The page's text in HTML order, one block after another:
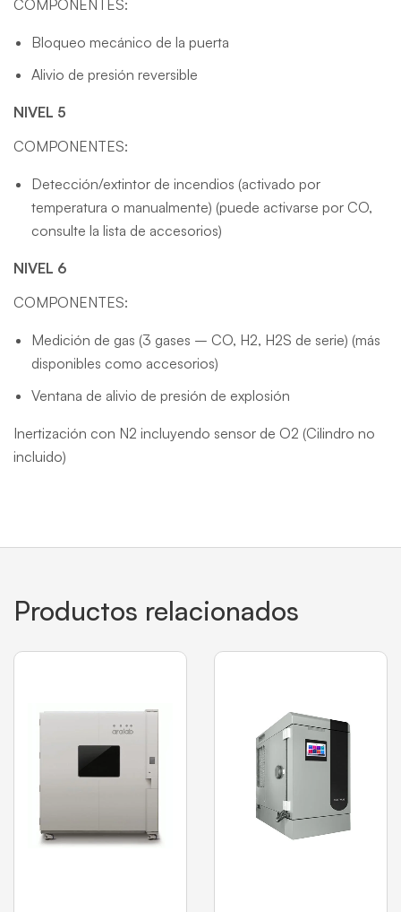
COMPONENTES:
Bloqueo mecánico de la puerta
Alivio de presión reversible
NIVEL 5
COMPONENTES:
Detección/extintor de incendios (activado por
temperatura o manualmente) (puede activarse por CO,
consulte la lista de accesorios)
NIVEL 6
COMPONENTES:
Medición de gas (3 gases – CO, H2, H2S de serie) (más
disponibles como accesorios)
Ventana de alivio de presión de explosión
Inertización con N2 incluyendo sensor de O2 (Cilindro no
incluido)
Productos relacionados